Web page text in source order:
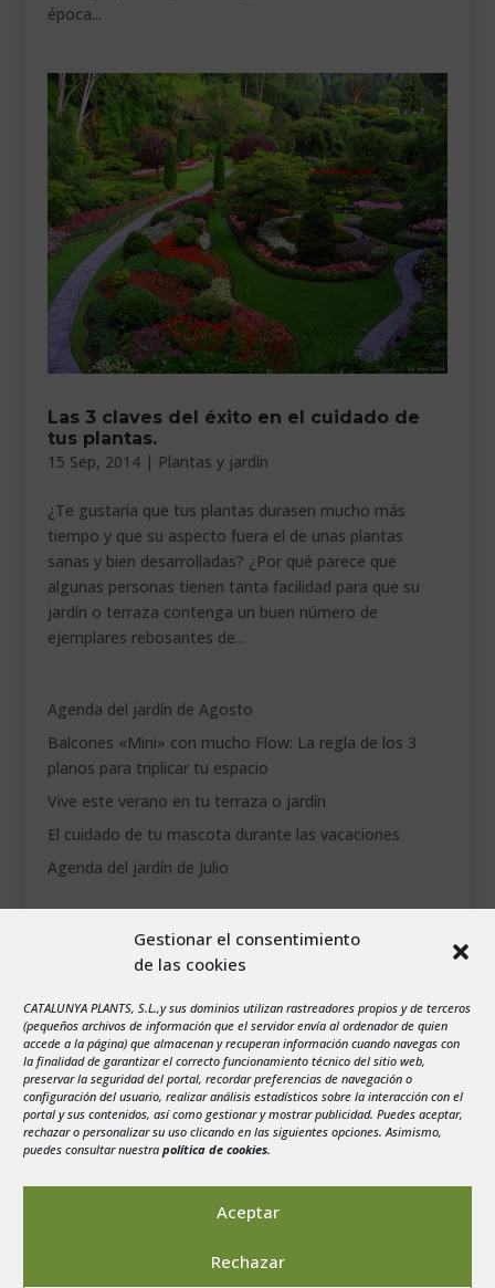
Gestionar el consentimiento
de las cookies
CATALUNYA PLANTS, S.L.,y sus dominios utilizan rastreadores propios y de terceros
(pequeños archivos de información que el servidor envía al ordenador de quien
accede a la página) que almacenan y recuperan información cuando navegas con
la finalidad de garantizar el correcto funcionamiento técnico del sitio web,
preservar la seguridad del portal, recordar preferencias de navegación o
configuración del usuario, realizar análisis estadísticos sobre la interacción con el
portal y sus contenidos, así como gestionar y mostrar publicidad. Puedes aceptar,
rechazar o personalizar su uso clicando en las siguientes opciones. Asimismo,
puedes consultar nuestra política de cookies.
Aceptar
Rechazar
época...
Las 3 claves del éxito en el cuidado de
tus plantas.
15 Sep, 2014| Plantas y jardín
¿Te gustaría que tus plantas durasen mucho más
tiempo y que su aspecto fuera el de unas plantas
sanas y bien desarrolladas? ¿Por qué parece que
algunas personas tienen tanta facilidad para que su
jardín o terraza contenga un buen número de
ejemplares rebosantes de...
Agenda del jardín de Agosto
Balcones «Mini» con mucho Flow: La regla de los 3
planos para triplicar tu espacio
Vive este verano en tu terraza o jardín
El cuidado de tu mascota durante las vacaciones
Agenda del jardín de Julio
X J V S
3
4 5 6 7 8
9
10
11 12 13 14 15
16
17
18 19 20 21 22
23
24
25 26 27 28 29
30
31